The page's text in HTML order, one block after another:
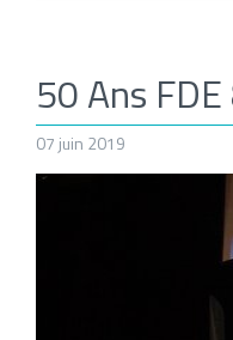
50 Ans
07 juin 2019